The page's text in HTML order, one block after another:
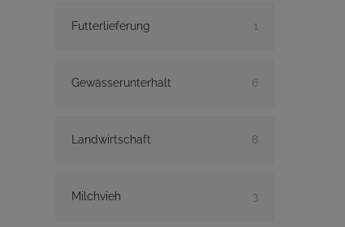
Futterlieferung 1
Gewässerunterhalt 6
Landwirtschaft 8
Milchvieh 3